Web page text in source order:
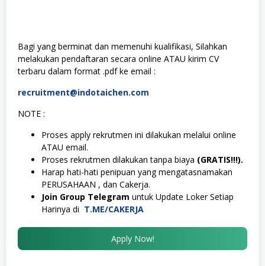
Bagi yang berminat dan memenuhi kualifikasi, Silahkan
melakukan pendaftaran secara online ATAU kirim CV
terbaru dalam format .pdf ke email :
recruitment@indotaichen.com
NOTE :
Proses apply rekrutmen ini dilakukan melalui online
ATAU email.
Proses rekrutmen dilakukan tanpa biaya (GRATIS!!!).
Harap hati-hati penipuan yang mengatasnamakan
PERUSAHAAN , dan Cakerja.
Join Group Telegram untuk Update Loker Setiap
Harinya di T.ME/CAKERJA
Apply Now!